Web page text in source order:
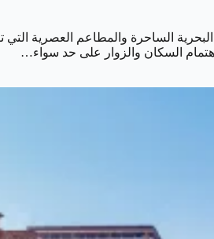
السكان والزوار على حد سواء…